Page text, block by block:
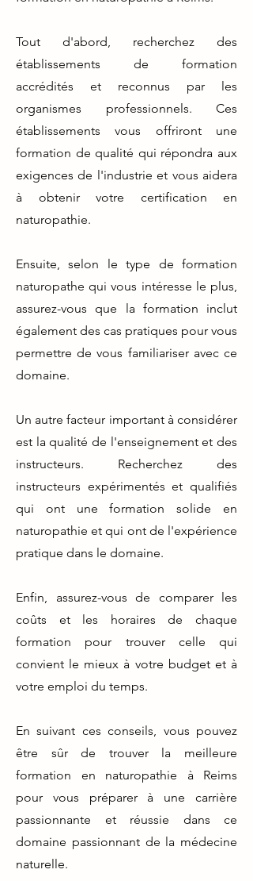
Tout d'abord, recherchez des
établissements de formation
accrédités et reconnus par les
organismes professionnels. Ces
établissements vous offriront une
formation de qualité qui répondra aux
exigences de l'industrie et vous aidera
à obtenir votre certification en
naturopathie.
Ensuite, selon le type de formation
naturopathe qui vous intéresse le plus,
assurez-vous que la formation inclut
également des cas pratiques pour vous
permettre de vous familiariser avec ce
domaine.
Un autre facteur important à considérer
est la qualité de l'enseignement et des
instructeurs. Recherchez des
instructeurs expérimentés et qualifiés
qui ont une formation solide en
naturopathie et qui ont de l'expérience
pratique dans le domaine.
Enfin, assurez-vous de comparer les
coûts et les horaires de chaque
formation pour trouver celle qui
convient le mieux à votre budget et à
votre emploi du temps.
En suivant ces conseils, vous pouvez
être sûr de trouver la meilleure
formation en naturopathie à Reims
pour vous préparer à une carrière
passionnante et réussie dans ce
domaine passionnant de la médecine
naturelle.